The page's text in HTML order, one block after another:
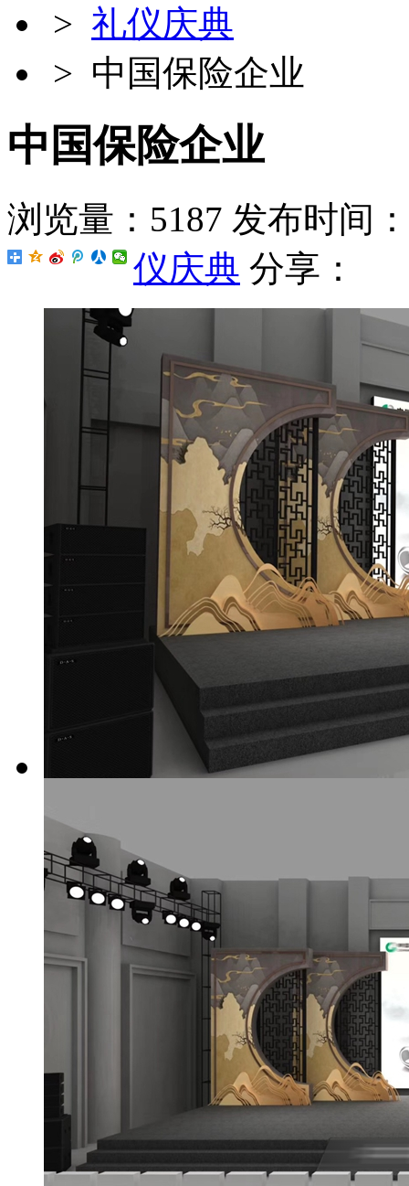
> 礼仪庆典
> 中国保险企业
中国保险企业
浏览量：5187 发布时间
仪庆典 分享：